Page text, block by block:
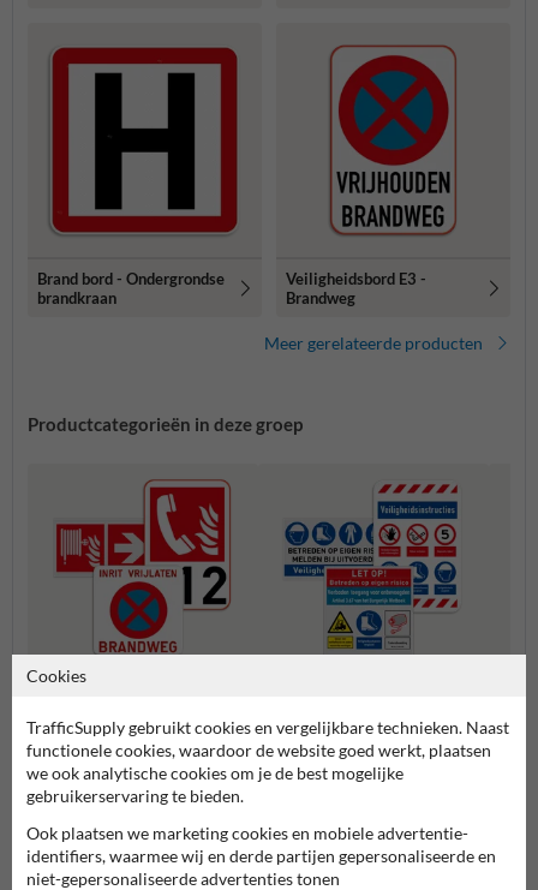
Brand bord - Ondergrondse
brandkraan
Veiligheidsbord E3 -
Brandweg
Meer gerelateerde producten
Productcategorieën in deze groep
Veiligheidsborden
Cookies
TrafficSupply gebruikt cookies en vergelijkbare technieken. Naast
functionele cookies, waardoor de website goed werkt, plaatsen
we ook analytische cookies om je de best mogelijke
gebruikerservaring te bieden.
Ook plaatsen we marketing cookies en mobiele advertentie-
identifiers, waarmee wij en derde partijen gepersonaliseerde en
niet-gepersonaliseerde advertenties tonen